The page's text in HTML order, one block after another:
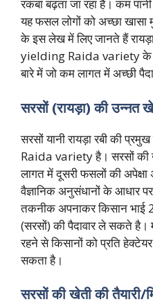
रकबा बढ़ता जा रहा है। कम
यह फसल लोगों को अच्छा खासा
के इस लेख में लिए जानते हैं
yielding Raida variety के
बारे में जो कम लागत में अच्छी
सरसों (रायड़ा) की उन्नत
सरसों यानी रायड़ा रबी की
Raida variety है। सरसों की
लागत में दूसरी फसलों की अपेक्षा
वैज्ञानिक अनुसंधानों के आधार
तकनीक अपनाकर किसान भाई
(सरसों) की पैदावार ले सकते है।
रहने से किसानों को प्रति
सकता है।
सरसों की खेती की तैयारी/